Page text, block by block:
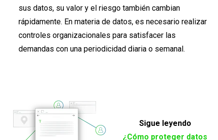
sus datos, su valor y el riesgo también cambian
rápidamente. En materia de datos, es necesario realizar
controles organizacionales para satisfacer las
demandas con una periodicidad diaria o semanal.
Sigue leyendo
¿Cómo proteger datos